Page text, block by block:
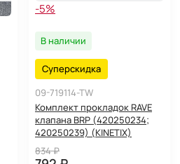
-5%
В наличии
Суперскидка
09-719114-TW
Комплект прокладок RAVE
клапана BRP (420250234;
420250239) (KINETIX)
834 ₽